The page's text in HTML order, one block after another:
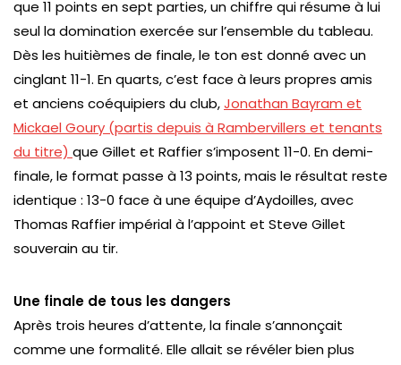
que 11 points en sept parties, un chiffre qui résume à lui
seul la domination exercée sur l’ensemble du tableau.
Dès les huitièmes de finale, le ton est donné avec un
cinglant 11-1. En quarts, c’est face à leurs propres amis
et anciens coéquipiers du club,Jonathan Bayram et
Mickael Goury (partis depuis à Rambervillers et tenants
du titre) que Gillet et Raffier s’imposent 11-0. En demi-
finale, le format passe à 13 points, mais le résultat reste
identique : 13-0 face à une équipe d’Aydoilles, avec
Thomas Raffier impérial à l’appoint et Steve Gillet
souverain au tir.
Une finale de tous les dangers
Après trois heures d’attente, la finale s’annonçait
comme une formalité. Elle allait se révéler bien plus